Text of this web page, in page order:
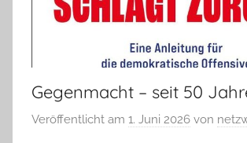
Gegenmacht – seit 50
Veröffentlicht am 1. Juni 2026 von